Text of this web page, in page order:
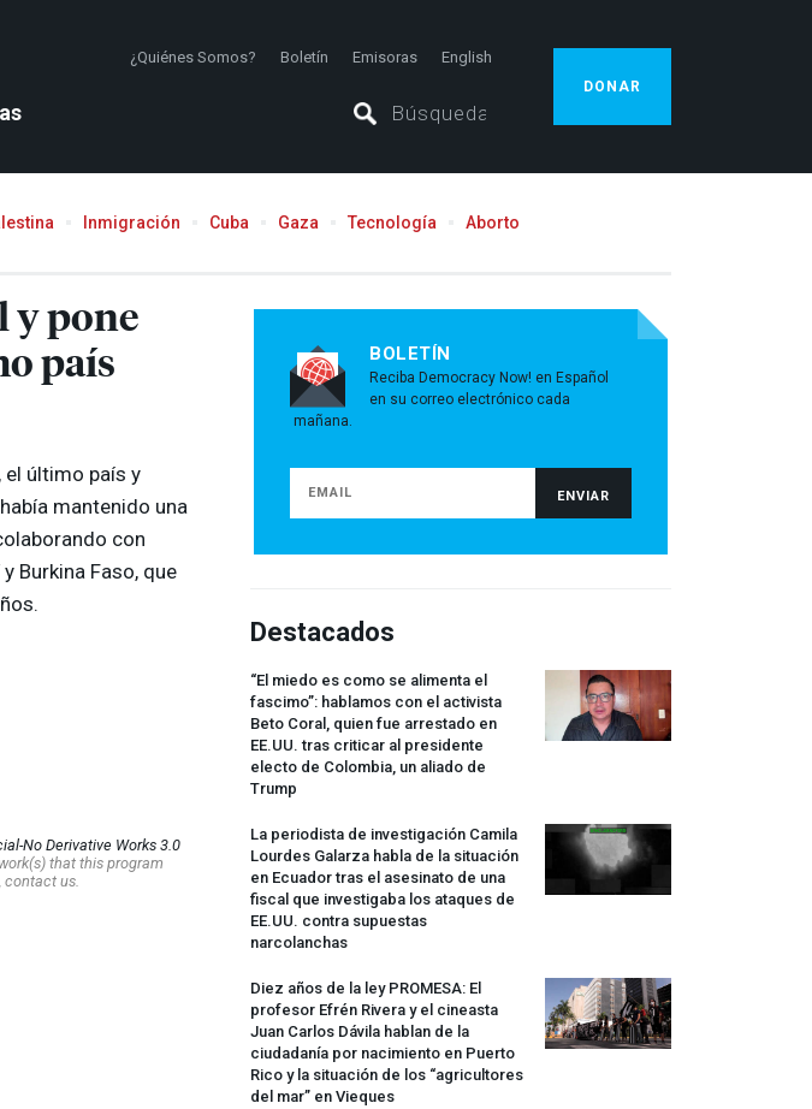
¿Quiénes Somos? Boletín Emisoras English
DONAR
Inmigración Cuba Gaza Tecnología Aborto
y pone
país
el último país y
mantenido una
con
Burkina Faso, que
No Derivative Works 3.0
that this program
us.
BOLETÍN
Reciba Democracy Now! en Español
en su correo electrónico cada
mañana.
Destacados
“El miedo es como se alimenta el
fascimo”: hablamos con el activista
Beto Coral, quien fue arrestado en
EE.UU. tras criticar al presidente
electo de Colombia, un aliado de
Trump
La periodista de investigación Camila
Lourdes Galarza habla de la situación
en Ecuador tras el asesinato de una
fiscal que investigaba los ataques de
EE.UU. contra supuestas
narcolanchas
Diez años de la ley PROMESA: El
profesor Efrén Rivera y el cineasta
Juan Carlos Dávila hablan de la
ciudadanía por nacimiento en Puerto
Rico y la situación de los “agricultores
del mar” en Vieques